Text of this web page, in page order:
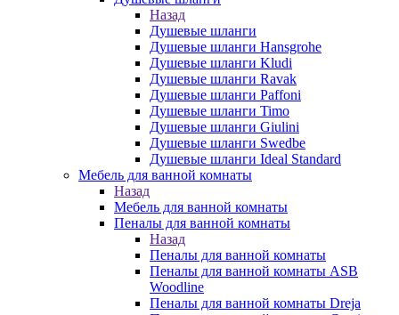
Назад
Душевые шланги
Душевые шланги Hansgrohe
Душевые шланги Kludi
Душевые шланги Ravak
Душевые шланги Paffoni
Душевые шланги Timo
Душевые шланги Giulini
Душевые шланги Swedbe
Душевые шланги Ideal Standard
Мебель для ванной комнаты
Назад
Мебель для ванной комнаты
Пеналы для ванной комнаты
Назад
Пеналы для ванной комнаты
Пеналы для ванной комнаты ASB
Woodline
Пеналы для ванной комнаты Dreja